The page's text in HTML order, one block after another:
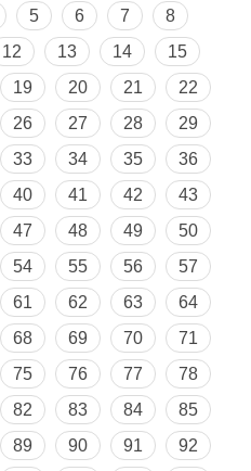
5 6 7
8
12 13 14
15
19 20 21
22
26 27 28
29
33 34 35
36
40 41 42
43
47 48 49
50
54 55 56
57
61 62 63
64
68 69 70
71
75 76 77
78
82 83 84
85
89 90 91
92